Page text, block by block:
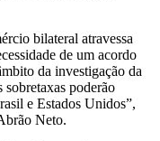
bilateral atravessa
de um acordo
da investigação da
sobretaxas poderão
e Estados Unidos”,
Neto.